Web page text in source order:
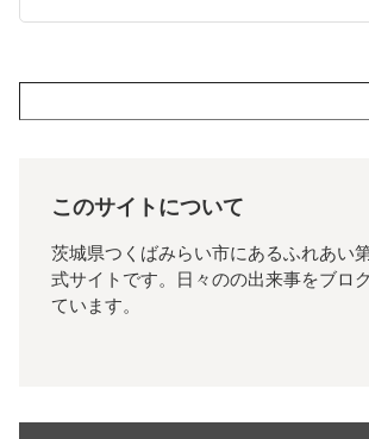
このサイトについて
茨城県つくばみらい市にあるふれあい
式サイトです。日々のの出来事をブロ
ています。